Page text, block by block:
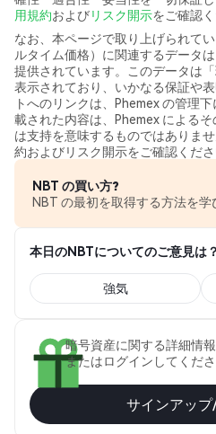
用規約およびリスク開示をご確認く
なお、本ページで取り上げられて
ルタイム価格）に関連するデータ
提供されています。このデータは
表示されており、いかなる保証や
トへのリンクは、Phemex の管理
載された内容は、Phemex による
は支持を意味するものではありま
約およびリスク開示をご確認くださ
NBT の買い方?
NBT の最初を取得する方法を学
本日のNBTについてのご意見は？
強気
暗号資産に関する詳細情
またはログインしてくださ
サインアッ